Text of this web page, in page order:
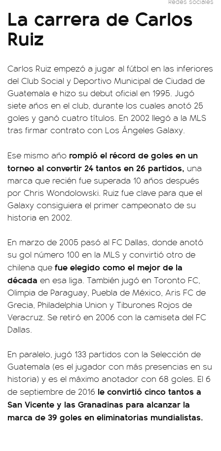
La carrera de Carlos
Ruiz
Carlos Ruiz empezó a jugar al fútbol en las inferiores
del Club Social y Deportivo Municipal de Ciudad de
Guatemala e hizo su debut oficial en 1995. Jugó
siete años en el club, durante los cuales anotó 25
goles y ganó cuatro títulos. En 2002 llegó a la MLS
tras firmar contrato con Los Ángeles Galaxy.
Ese mismo año rompió el récord de goles en un
torneo al convertir 24 tantos en 26 partidos, una
marca que recién fue superada 10 años después
por Chris Wondolowski. Ruiz fue clave para que el
Galaxy consiguiera el primer campeonato de su
historia en 2002.
En marzo de 2005 pasó al FC Dallas, donde anotó
su gol número 100 en la MLS y convirtió otro de
chilena que fue elegido como el mejor de la
década en esa liga. También jugó en Toronto FC,
Olimpia de Paraguay, Puebla de México, Aris FC de
Grecia, Philadelphia Union y Tiburones Rojos de
Veracruz. Se retiró en 2006 con la camiseta del FC
Dallas.
En paralelo, jugó 133 partidos con la Selección de
Guatemala (es el jugador con más presencias en su
historia) y es el máximo anotador con 68 goles. El 6
de septiembre de 2016 le convirtió cinco tantos a
San Vicente y las Granadinas para alcanzar la
marca de 39 goles en eliminatorias mundialistas.